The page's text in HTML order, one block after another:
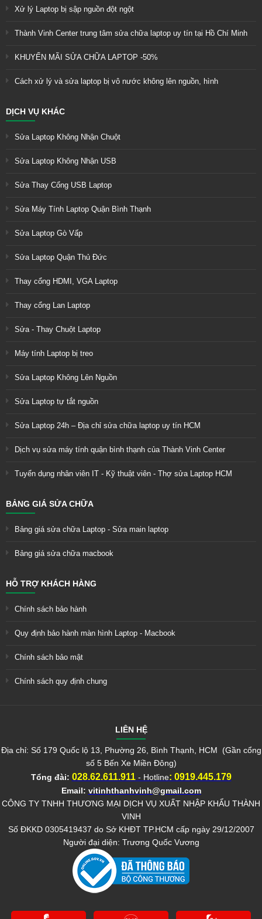
Xử lý Laptop bị sập nguồn đột ngột
Thành Vinh Center trung tâm sửa chữa laptop uy tín tại Hồ Chí Minh
KHUYẾN MÃI SỬA CHỮA LAPTOP -50%
Cách xử lý và sửa laptop bị vô nước không lên nguồn, hình
DỊCH VỤ KHÁC
Sửa Laptop Không Nhận Chuột
Sửa Laptop Không Nhận USB
Sửa Thay Cổng USB Laptop
Sửa Máy Tính Laptop Quận Bình Thạnh
Sửa Laptop Gò Vấp
Sửa Laptop Quận Thủ Đức
Thay cổng HDMI, VGA Laptop
Thay cổng Lan Laptop
Sửa - Thay Chuột Laptop
Máy tính Laptop bị treo
Sửa Laptop Không Lên Nguồn
Sửa Laptop tự tắt nguồn
Sửa Laptop 24h – Địa chỉ sửa chữa laptop uy tín HCM
Dịch vụ sửa máy tính quận bình thạnh của Thành Vinh Center
Tuyển dụng nhân viên IT - Kỹ thuật viên - Thợ sửa Laptop HCM
BẢNG GIÁ SỬA CHỮA
Bảng giá sửa chữa Laptop - Sửa main laptop
Bảng giá sửa chữa macbook
HỖ TRỢ KHÁCH HÀNG
Chính sách bảo hành
Quy định bảo hành màn hình Laptop - Macbook
Chính sách bảo mật
Chính sách quy định chung
LIÊN HỆ
Địa chỉ: Số 179 Quốc lộ 13, Phường 26, Bình Thạnh, HCM (Gần cổng
số 5 Bến Xe Miền Đông)
Tổng đài: 028.62.611.911 - Hotline: 0919.445.179
Email: vitinhthanhvinh@gmail.com
CÔNG TY TNHH THƯƠNG MẠI DỊCH VỤ XUẤT NHẬP KHẨU THÀNH
VINH
Số ĐKKD 0305419437 do Sở KHĐT TP.HCM cấp ngày 29/12/2007
Người đại diện: Trương Quốc Vương